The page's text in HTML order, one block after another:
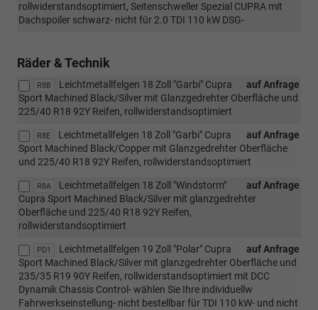
rollwiderstandsoptimiert, Seitenschweller Spezial CUPRA mit
Dachspoiler schwarz- nicht für 2.0 TDI 110 kW DSG-
Räder & Technik
R8B auf Anfrage
Leichtmetallfelgen 18 Zoll "Garbi" Cupra
Sport Machined Black/Silver mit Glanzgedrehter Oberfläche und
225/40 R18 92Y Reifen, rollwiderstandsoptimiert
R8E auf Anfrage
Leichtmetallfelgen 18 Zoll "Garbi" Cupra
Sport Machined Black/Copper mit Glanzgedrehter Oberfläche
und 225/40 R18 92Y Reifen, rollwiderstandsoptimiert
R8A auf Anfrage
Leichtmetallfelgen 18 Zoll "Windstorm"
Cupra Sport Machined Black/Silver mit glanzgedrehter
Oberfläche und 225/40 R18 92Y Reifen,
rollwiderstandsoptimiert
PD1 auf Anfrage
Leichtmetallfelgen 19 Zoll "Polar" Cupra
Sport Machined Black/Silver mit glanzgedrehter Oberfläche und
235/35 R19 90Y Reifen, rollwiderstandsoptimiert mit DCC
Dynamik Chassis Control- wählen Sie Ihre individuellw
Fahrwerkseinstellung- nicht bestellbar für TDI 110 kW- und nicht